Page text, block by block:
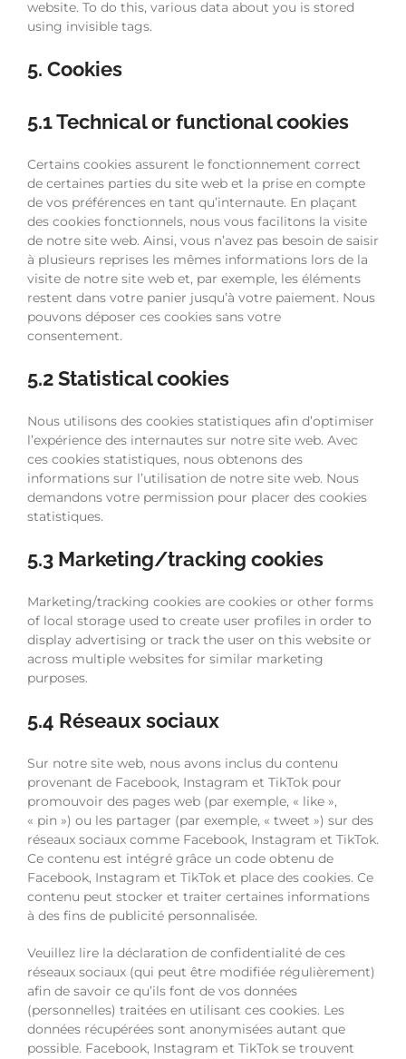
website. To do this, various data about you is stored
using invisible tags.
5. Cookies
5.1 Technical or functional cookies
Certains cookies assurent le fonctionnement correct
de certaines parties du site web et la prise en compte
de vos préférences en tant qu’internaute. En plaçant
des cookies fonctionnels, nous vous facilitons la visite
de notre site web. Ainsi, vous n’avez pas besoin de saisir
à plusieurs reprises les mêmes informations lors de la
visite de notre site web et, par exemple, les éléments
restent dans votre panier jusqu’à votre paiement. Nous
pouvons déposer ces cookies sans votre
consentement.
5.2 Statistical cookies
Nous utilisons des cookies statistiques afin d’optimiser
l’expérience des internautes sur notre site web. Avec
ces cookies statistiques, nous obtenons des
informations sur l’utilisation de notre site web. Nous
demandons votre permission pour placer des cookies
statistiques.
5.3 Marketing/tracking cookies
Marketing/tracking cookies are cookies or other forms
of local storage used to create user profiles in order to
display advertising or track the user on this website or
across multiple websites for similar marketing
purposes.
5.4 Réseaux sociaux
Sur notre site web, nous avons inclus du contenu
provenant de Facebook, Instagram et TikTok pour
promouvoir des pages web (par exemple, « like »,
« pin ») ou les partager (par exemple, « tweet ») sur des
réseaux sociaux comme Facebook, Instagram et TikTok.
Ce contenu est intégré grâce un code obtenu de
Facebook, Instagram et TikTok et place des cookies. Ce
contenu peut stocker et traiter certaines informations
à des fins de publicité personnalisée.
Veuillez lire la déclaration de confidentialité de ces
réseaux sociaux (qui peut être modifiée régulièrement)
afin de savoir ce qu’ils font de vos données
(personnelles) traitées en utilisant ces cookies. Les
données récupérées sont anonymisées autant que
possible. Facebook, Instagram et TikTok se trouvent